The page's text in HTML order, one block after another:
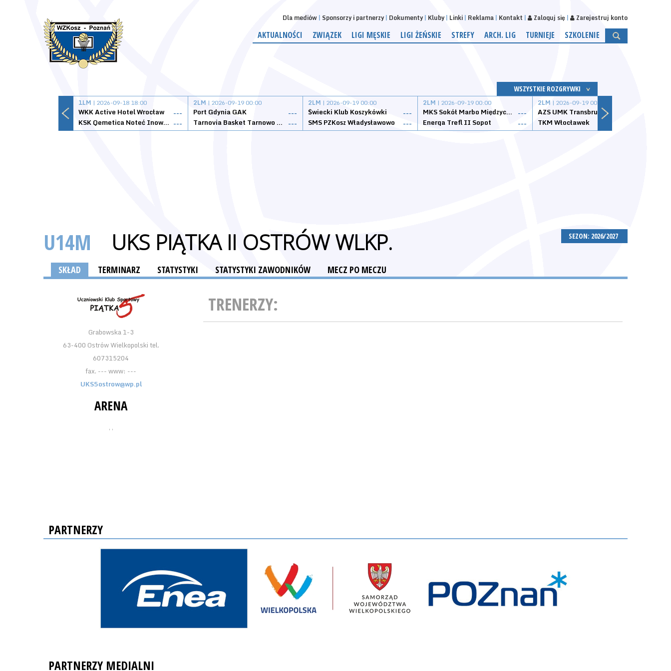
Dla mediów Sponsorzy i partnerzy Dokumenty Kluby Linki Reklama Kontakt Zaloguj się Zarejestruj konto
AKTUALNOŚCI ZWIĄZEK LIGI MĘSKIE LIGI ŻEŃSKIE STREFY ARCH. LIG TURNIEJE SZKOLENIE
WSZYSTKIE ROZGRYWKI
1LM | 2026-09-18 18:00
WKK Active Hotel Wrocław
---
KSK Qemetica Noteć Inowrocław ---
2LM | 2026-09-19 00:00
Port Gdynia GAK
---
Tarnovia Basket Tarnowo Podgórne ---
2LM | 2026-09-19 00:00
Świecki Klub Koszykówki
---
SMS PZKosz Władysławowo
---
2LM | 2026-09-19 00:00
MKS Sokół Marbo Międzychód ---
Energa Trefl II Sopot
---
2LM | 2026-09-19 00:00
AZS UMK Transbruk Toruń
TKM Włocławek
SEZON: 2026/2027
U14M UKS PIĄTKA II OSTRÓW WLKP.
SKŁAD TERMINARZ STATYSTYKI STATYSTYKI ZAWODNIKÓW MECZ PO MECZU
Grabowska 1-3
63-400 Ostrów Wielkopolski tel.
607315204
fax. --- www: ---
UKS5ostrow@wp.pl
ARENA
, ,
TRENERZY:
PARTNERZY
PARTNERZY MEDIALNI